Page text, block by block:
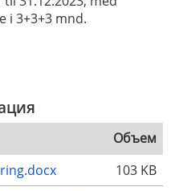
i 3+3+3 mnd.
Объем
103 KB